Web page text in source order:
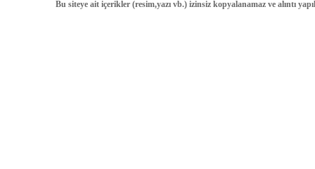
Bu siteye ait içerikler (resim,yazı vb.) izinsiz kopyalanamaz ve alıntı